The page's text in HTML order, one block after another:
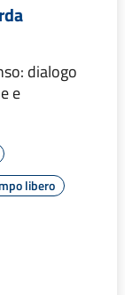
dialogo
e
libero